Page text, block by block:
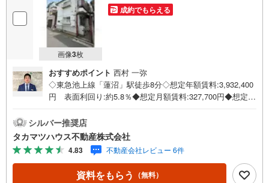
画像3枚
成約でもらえる
おすすめポイント 西村 一弥
◇東急池上線「蓮沼」駅徒歩8分◇想定年額賃料:3,932,400
円 表面利回り:約5.8％◆想定月額賃料:327,700円◆想定年
月築◆総戸数:6戸（1R×6戸）◆東急池上線「蓮沼」駅徒歩
8分、東急池上線・東急多摩川線「蒲田」駅徒歩11分◆2駅
2路線利用可◎ローソン新蒲田一丁目店まで徒歩2分、まい
ばすけっと新蒲田道塚通り店まで徒歩4分、牧田総合病院ま
で徒歩7分と周辺施設が充実した暮らしやすい環境です。
シルバー推奨店
タカマツハウス不動産株式会社
4.83 不動産会社レビュー 6件
資料をもらう （無料）